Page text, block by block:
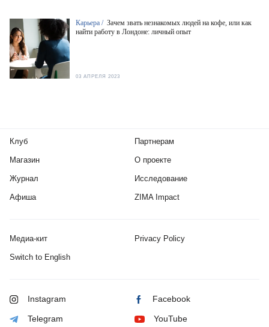
Карьера / Зачем звать незнакомых людей на кофе, или как
найти работу в Лондоне: личный опыт
03 АПРЕЛЯ 2023
Клуб
Магазин
Журнал
Афиша
Партнерам
О проекте
Исследование
ZIMA Impact
Медиа-кит Privacy Policy
Switch to English
Instagram Facebook
Telegram YouTube